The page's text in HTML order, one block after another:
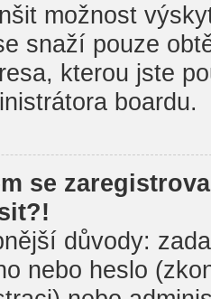
možnost
snaží pouze
kterou jste
boardu.
se
důvody:
nebo heslo